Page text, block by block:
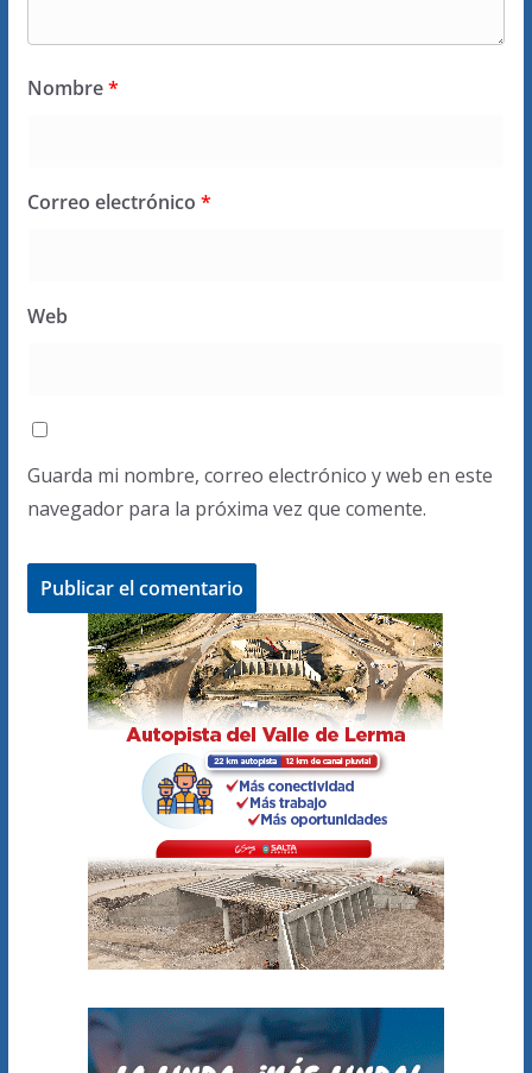
Nombre*
Correo electrónico *
Web
Guarda mi nombre, correo electrónico y web en este
navegador para la próxima vez que comente.